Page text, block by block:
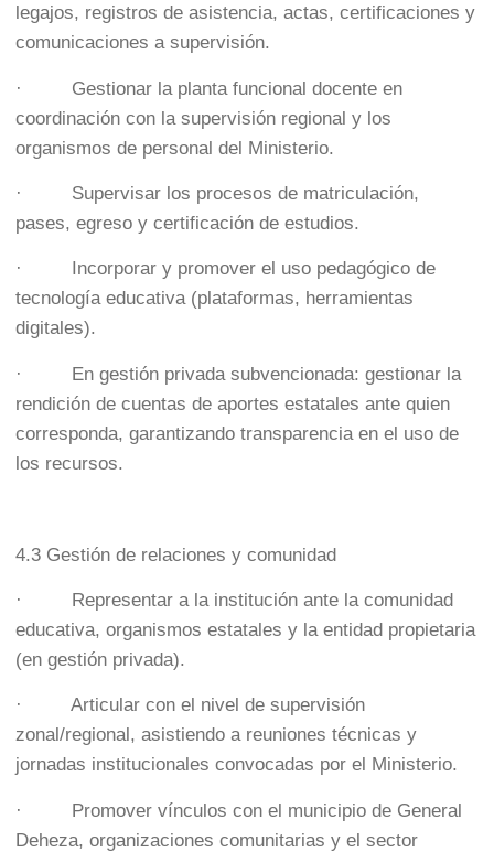
legajos, registros de asistencia, actas, certificaciones y
comunicaciones a supervisión.
· Gestionar la planta funcional docente en
coordinación con la supervisión regional y los
organismos de personal del Ministerio.
· Supervisar los procesos de matriculación,
pases, egreso y certificación de estudios.
· Incorporar y promover el uso pedagógico de
tecnología educativa (plataformas, herramientas
digitales).
· En gestión privada subvencionada: gestionar la
rendición de cuentas de aportes estatales ante quien
corresponda, garantizando transparencia en el uso de
los recursos.
4.3 Gestión de relaciones y comunidad
· Representar a la institución ante la comunidad
educativa, organismos estatales y la entidad propietaria
(en gestión privada).
· Articular con el nivel de supervisión
zonal/regional, asistiendo a reuniones técnicas y
jornadas institucionales convocadas por el Ministerio.
· Promover vínculos con el municipio de General
Deheza, organizaciones comunitarias y el sector